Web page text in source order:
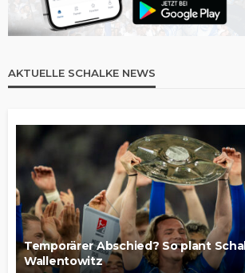
AKTUELLE SCHALKE NEWS
Temporärer Abschied? So plant
Wallentowitz